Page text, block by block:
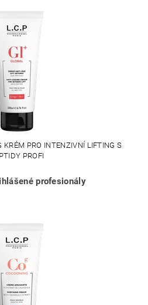
KRÉM PRO INTENZIVNÍ LIFTING S
PROFI
profesionály